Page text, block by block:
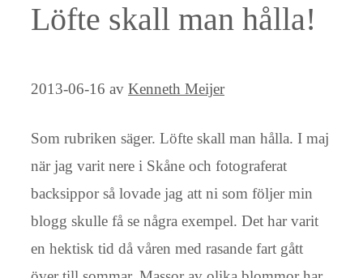
Löfte skall man hålla!
2013-06-16 av Kenneth Meijer
Som rubriken säger. Löfte skall man hålla. I maj
när jag varit nere i Skåne och fotograferat
backsippor så lovade jag att ni som följer min
blogg skulle få se några exempel. Det har varit
en hektisk tid då våren med rasande fart gått